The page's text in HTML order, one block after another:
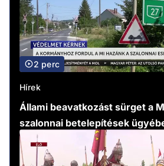
2 perc
Hírek
Állami beavatkozást sürget a
szalonnai betelepítések